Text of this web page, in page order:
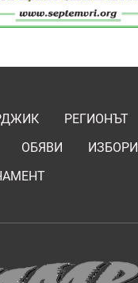
РЕГИОНЪТ
ОБЯВИ
ИЗБОРИ